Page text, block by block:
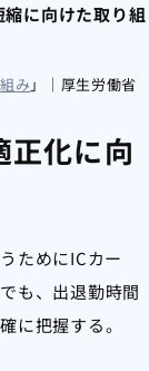
に向けた取り組
み 」｜厚生労働省
正化に向
ためにICカー
も、出退勤時間
に把握する。